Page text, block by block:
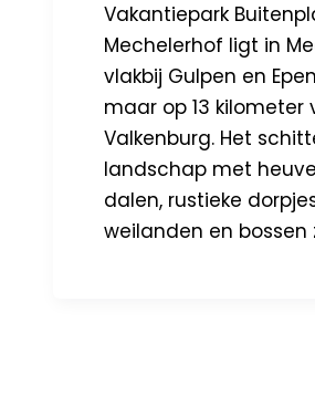
Vakantiepark
Mechelerhof ligt in
vlakbij Gulpen en
maar op 13 kilometer
Valkenburg. Het
landschap met
dalen, rustieke
weilanden en bossen